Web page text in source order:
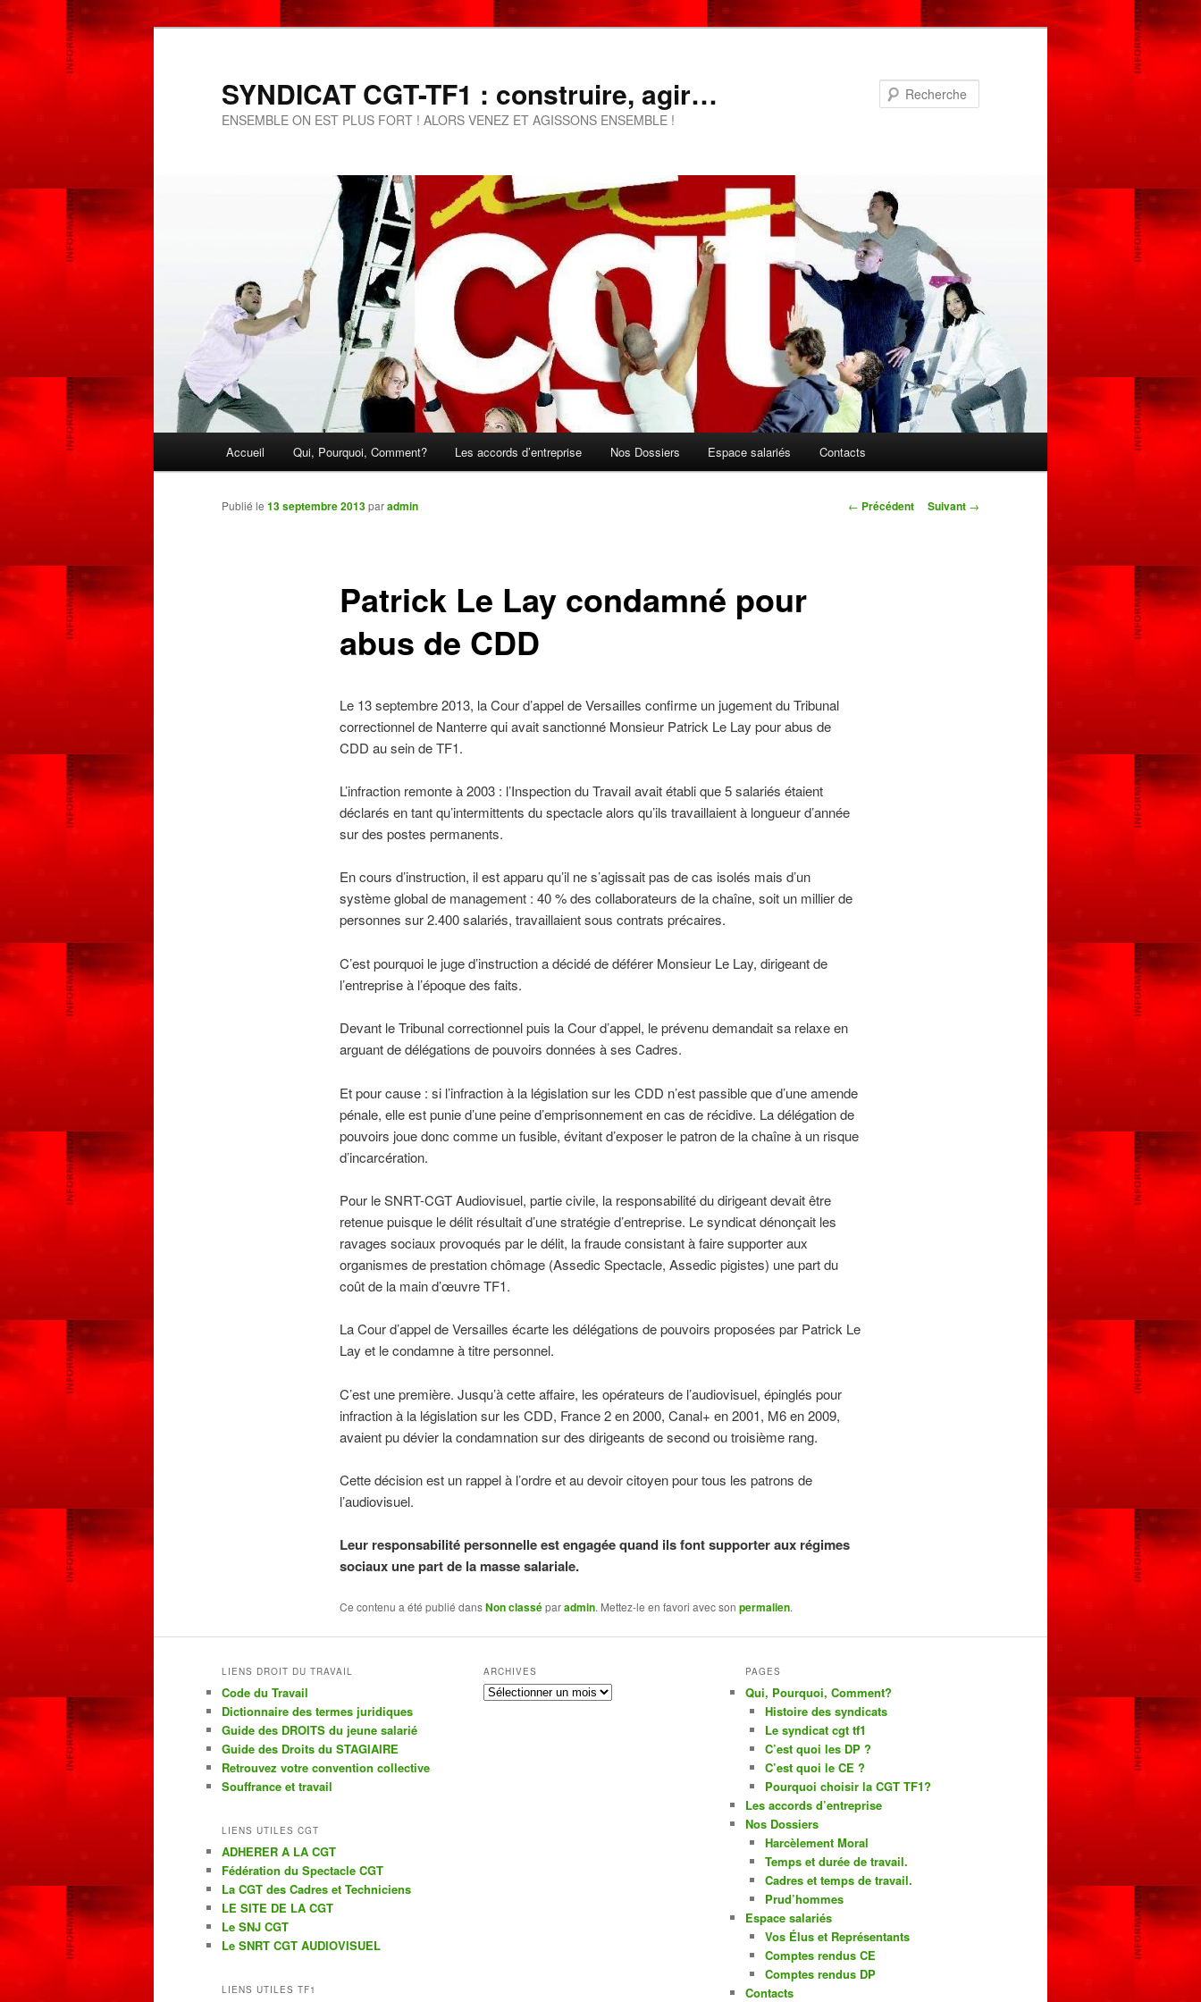
SYNDICAT CGT-TF1 : construire, agir…
ENSEMBLE ON EST PLUS FORT ! ALORS VENEZ ET AGISSONS ENSEMBLE !
Aller
au
Accueil Qui, Pourquoi, Comment? Les accords d’entreprise Nos Dossiers Espace salariés Contacts
Navigation
← Précédent Suivant →
Patrick Le Lay condamné pour
abus de CDD
Publié le 13 septembre 2013paradmin
Le 13 septembre 2013, la Cour d’appel de Versailles confirme un jugement du Tribunal
correctionnel de Nanterre qui avait sanctionné Monsieur Patrick Le Lay pour abus de
CDD au sein de TF1.
L’infraction remonte à 2003 : l’Inspection du Travail avait établi que 5 salariés étaient
déclarés en tant qu’intermittents du spectacle alors qu’ils travaillaient à longueur d’année
sur des postes permanents.
En cours d’instruction, il est apparu qu’il ne s’agissait pas de cas isolés mais d’un
système global de management : 40 % des collaborateurs de la chaîne, soit un millier de
personnes sur 2.400 salariés, travaillaient sous contrats précaires.
C’est pourquoi le juge d’instruction a décidé de déférer Monsieur Le Lay, dirigeant de
l’entreprise à l’époque des faits.
Devant le Tribunal correctionnel puis la Cour d’appel, le prévenu demandait sa relaxe en
arguant de délégations de pouvoirs données à ses Cadres.
Et pour cause : si l’infraction à la législation sur les CDD n’est passible que d’une amende
pénale, elle est punie d’une peine d’emprisonnement en cas de récidive. La délégation de
pouvoirs joue donc comme un fusible, évitant d’exposer le patron de la chaîne à un risque
d’incarcération.
Pour le SNRT-CGT Audiovisuel, partie civile, la responsabilité du dirigeant devait être
retenue puisque le délit résultait d’une stratégie d’entreprise. Le syndicat dénonçait les
ravages sociaux provoqués par le délit, la fraude consistant à faire supporter aux
organismes de prestation chômage (Assedic Spectacle, Assedic pigistes) une part du
coût de la main d’œuvre TF1.
La Cour d’appel de Versailles écarte les délégations de pouvoirs proposées par Patrick Le
Lay et le condamne à titre personnel.
C’est une première. Jusqu’à cette affaire, les opérateurs de l’audiovisuel, épinglés pour
infraction à la législation sur les CDD, France 2 en 2000, Canal+ en 2001, M6 en 2009,
avaient pu dévier la condamnation sur des dirigeants de second ou troisième rang.
Cette décision est un rappel à l’ordre et au devoir citoyen pour tous les patrons de
l’audiovisuel.
Leur responsabilité personnelle est engagée quand ils font supporter aux régimes
sociaux une part de la masse salariale.
Ce contenu a été publié dansNon classéparadmin. Mettez-le en favori avec son permalien.
LIENS DROIT DU TRAVAIL
Code du Travail
Dictionnaire des termes juridiques
Guide des DROITS du jeune salarié
Guide des Droits du STAGIAIRE
Retrouvez votre convention collective
Souffrance et travail
LIENS UTILES CGT
ADHERER A LA CGT
Fédération du Spectacle CGT
La CGT des Cadres et Techniciens
LE SITE DE LA CGT
Le SNJ CGT
Le SNRT CGT AUDIOVISUEL
LIENS UTILES TF1
ARCHIVES
Archives
PAGES
Qui, Pourquoi, Comment?
Histoire des syndicats
Le syndicat cgt tf1
C’est quoi les DP ?
C’est quoi le CE ?
Pourquoi choisir la CGT TF1?
Les accords d’entreprise
Nos Dossiers
Harcèlement Moral
Temps et durée de travail.
Cadres et temps de travail.
Prud’hommes
Espace salariés
Vos Élus et Représentants
Comptes rendus CE
Comptes rendus DP
Contacts